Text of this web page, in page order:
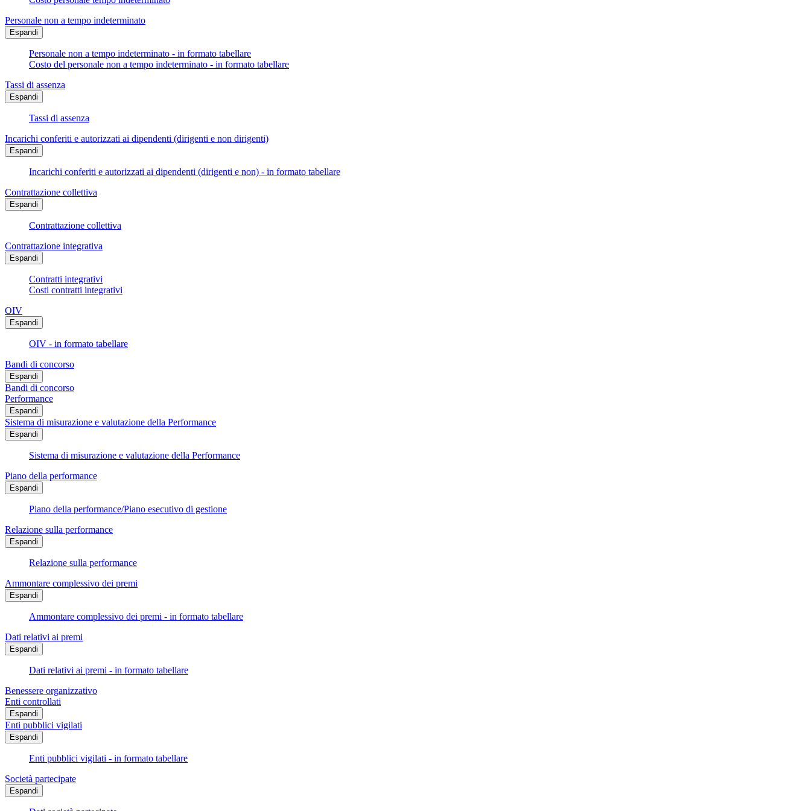
Personale non a tempo indeterminato
Espandi
Personale non a tempo indeterminato - in formato tabellare
Costo del personale non a tempo indeterminato - in formato tabellare
Tassi di assenza
Espandi
Tassi di assenza
Incarichi conferiti e autorizzati ai dipendenti (dirigenti e non dirigenti)
Espandi
Incarichi conferiti e autorizzati ai dipendenti (dirigenti e non) - in formato tabellare
Contrattazione collettiva
Espandi
Contrattazione collettiva
Contrattazione integrativa
Espandi
Contratti integrativi
Costi contratti integrativi
OIV
Espandi
OIV - in formato tabellare
Bandi di concorso
Espandi
Bandi di concorso
Performance
Espandi
Sistema di misurazione e valutazione della Performance
Espandi
Sistema di misurazione e valutazione della Performance
Piano della performance
Espandi
Piano della performance/Piano esecutivo di gestione
Relazione sulla performance
Espandi
Relazione sulla performance
Ammontare complessivo dei premi
Espandi
Ammontare complessivo dei premi - in formato tabellare
Dati relativi ai premi
Espandi
Dati relativi ai premi - in formato tabellare
Benessere organizzativo
Enti controllati
Espandi
Enti pubblici vigilati
Espandi
Enti pubblici vigilati - in formato tabellare
Società partecipate
Espandi